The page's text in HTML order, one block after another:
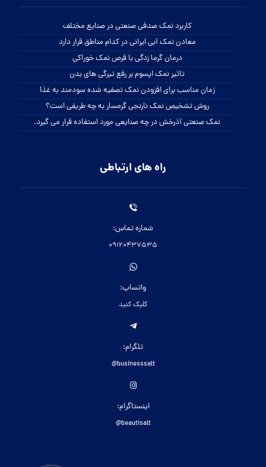
کاربرد نمک صدفی صنعتی در صنایع مختلف
معادن نمک آبی ایرانی در کدام مناطق قرار دارد
درمان گرما زدگی با قرص نمک خوراکی
تاثیر نمک اپسوم بر رفع تیرگی های بدن
زمان مناسب برای افزودن نمک تصفیه شده سودمند به غذا
روش تشخیص نمک نارنجی گرمسار به چه طریقی است؟
نمک صنعتی آذرخش در چه صنایعی مورد استفاده قرار می گیرد.
راه های ارتباطی
شماره تماس:
09120437535
واتساپ:
کلیک کنید
تلگرام:
businesssalt@
اینستاگرام:
beautisalt@